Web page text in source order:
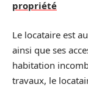
propriété
Le locataire est
ainsi que ses
habitation
travaux, le